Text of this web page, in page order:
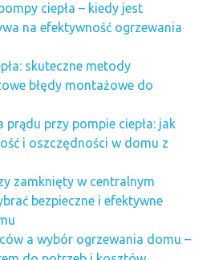
ciepła – kiedy jest
na efektywność ogrzewania
skuteczne metody
błędy montażowe do
przy pompie ciepła: jak
i oszczędności w domu z
zamknięty w centralnym
bezpieczne i efektywne
a wybór ogrzewania domu –